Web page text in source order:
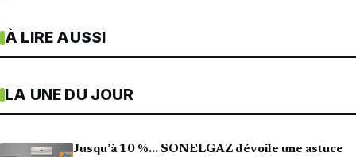
À LIRE AUSSI
LA UNE DU JOUR
Jusqu’à 10 %… SONELGAZ dévoile une astuce